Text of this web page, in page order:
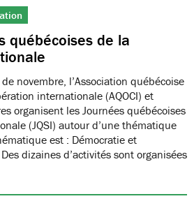
québécoises de la
novembre, l’Association québécoise
internationale (AQOCI) et
organisent les Journées québécoises
(JQSI) autour d’une thématique
est : Démocratie et
dizaines d’activités sont organisées